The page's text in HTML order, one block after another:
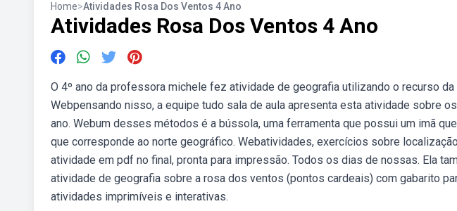
Home>Atividades Rosa Dos Ventos 4 Ano
Atividades Rosa Dos Ventos 4 Ano
O 4º ano da professora michele fez atividade de geografia utilizando o recurso da
Webpensando nisso, a equipe tudo sala de aula apresenta esta atividade sobre
ano. Webum desses métodos é a bússola, uma ferramenta que possui um imã
que corresponde ao norte geográfico. Webatividades, exercícios sobre
atividade em pdf no final, pronta para impressão. Todos os dias de nossas. Ela
atividade de geografia sobre a rosa dos ventos (pontos cardeais) com gabarito
atividades imprimíveis e interativas.